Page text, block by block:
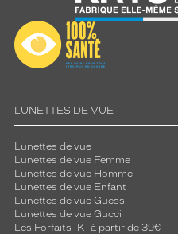
LUNETTES DE VUE
Lunettes de vue
Lunettes de vue Femme
Lunettes de vue Homme
Lunettes de vue Enfant
Lunettes de vue Guess
Lunettes de vue Gucci
Les Forfaits [K] à partir de 39€ -